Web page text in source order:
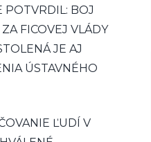
POTVRDIL: BOJ
FICOVEJ VLÁDY
JE AJ
ÚSTAVNÉHO
ĽUDÍ V